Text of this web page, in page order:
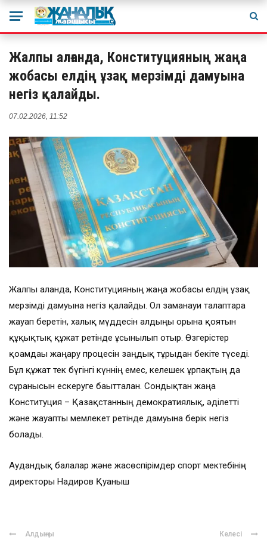
Жалпы алғанда, Конституцияның жаңа
жобасы елдің ұзақ мерзімді дамуына
негіз қалайды.
07.02.2026, 11:52
Жалпы алғанда, Конституцияның жаңа жобасы елдің ұзақ
мерзімді дамуына негіз қалайды. Ол заманауи талаптарға
жауап беретін, халық мүддесін алдыңғы орынға қоятын
құқықтық құжат ретінде ұсынылып отыр. Өзгерістер
қоғамдағы жаңару процесін заңдық тұрғыдан бекіте түседі.
Бұл құжат тек бүгінгі күннің емес, келешек ұрпақтың да
сұранысын ескеруге бағытталған. Сондықтан жаңа
Конституция – Қазақстанның демократиялық, әділетті
және жауапты мемлекет ретінде дамуына берік негіз
болады.
Аудандық балалар және жасөспірімдер спорт мектебінің
директоры Надиров Қуаныш
Алдыңғы Келесі